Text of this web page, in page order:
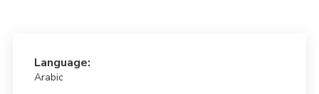
Language:
Arabic